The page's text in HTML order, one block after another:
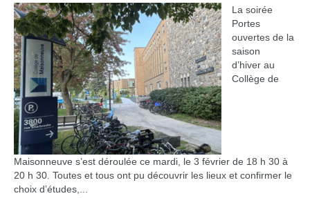
La soirée
Portes
ouvertes de la
saison
d’hiver au
Collège de
Maisonneuve s’est déroulée ce mardi, le 3 février de 18 h 30 à
20 h 30. Toutes et tous ont pu découvrir les lieux et confirmer le
choix d’études,...